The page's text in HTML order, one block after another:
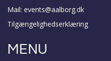
Mail: events@aalborg.dk
Tilgængelighedserklæring
MENU